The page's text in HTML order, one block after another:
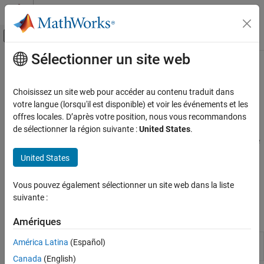
Passer au contenu
Activer/désactiver l'affichage du menu
Accueil de la documentation
Deep Learning Toolbox
Applications
Traitement d'images et Computer Vision
Catégorie
Computer Vision
Imagerie médicale
Conduite autonome
Contenu principal
La traduction de cette page n'est pas à jour. Cliquez ici pour voir la
Conduite autonome
Enrichir des workflows de Deep Learning avec des applications de
conduite autonome
Appliquez le Deep Learning à des applications de conduite
Driving Toolbox™.
Applications
Ground Truth
Label ground truth data for automated
Sélectionner un site web
Choisissez un site web pour accéder au contenu traduit dans
votre langue (lorsqu'il est disponible) et voir les événements et les
offres locales. D’après votre position, nous vous recommandons
de sélectionner la région suivante :United States.
United States
Vous pouvez également sélectionner un site web dans la liste
suivante :
Amériques
América Latina (Español)
Canada (English)